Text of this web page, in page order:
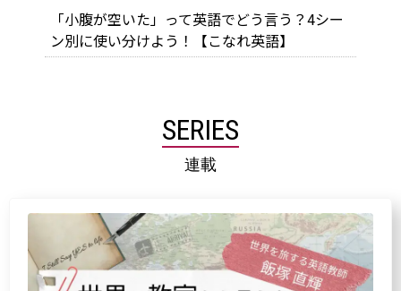
「小腹が空いた」って英語でどう言う？4シー
ン別に使い分けよう！【こなれ英語】
SERIES
連載